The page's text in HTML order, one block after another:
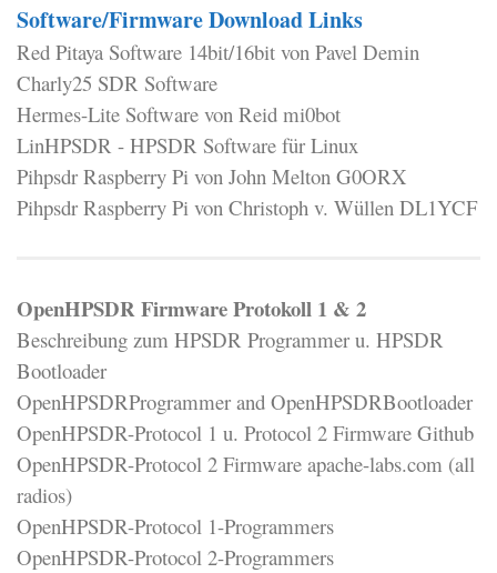
Software/Firmware Download Links
Red Pitaya Software 14bit/16bit von Pavel Demin
Charly25 SDR Software
Hermes-Lite Software von Reid mi0bot
LinHPSDR - HPSDR Software für Linux
Pihpsdr Raspberry Pi von John Melton G0ORX
Pihpsdr Raspberry Pi von Christoph v. Wüllen DL1YCF
OpenHPSDR Firmware Protokoll 1 & 2
Beschreibung zum HPSDR Programmer u. HPSDR
Bootloader
OpenHPSDRProgrammer and OpenHPSDRBootloader
OpenHPSDR-Protocol 1 u. Protocol 2 Firmware Github
OpenHPSDR-Protocol 2 Firmware apache-labs.com (all
radios)
OpenHPSDR-Protocol 1-Programmers
OpenHPSDR-Protocol 2-Programmers